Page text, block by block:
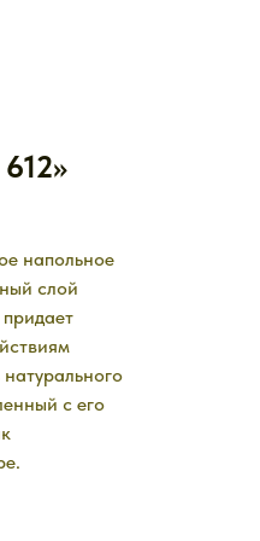
напольное
слой
с его